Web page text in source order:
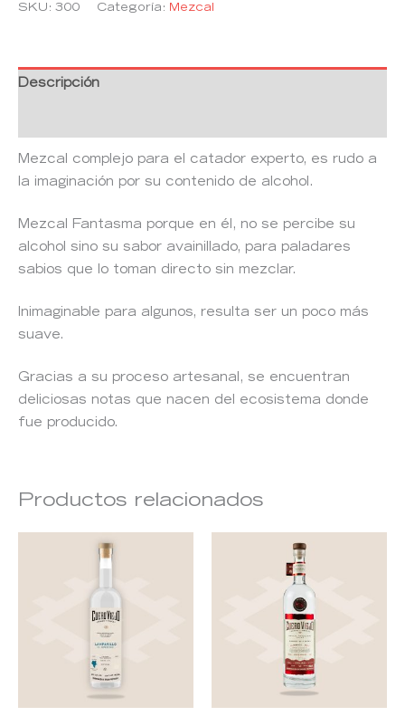
SKU: 300 Categoría: Mezcal
Descripción
Mezcal complejo para el catador experto, es rudo a
la imaginación por su contenido de alcohol.
Mezcal Fantasma porque en él, no se percibe su
alcohol sino su sabor avainillado, para paladares
sabios que lo toman directo sin mezclar.
Inimaginable para algunos, resulta ser un poco más
suave.
Gracias a su proceso artesanal, se encuentran
deliciosas notas que nacen del ecosistema donde
fue producido.
Productos relacionados